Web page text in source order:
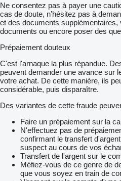
Ne consentez pas à payer une
cas de doute, n’hésitez pas à
et des documents supplémentaires,
documents ou encore poser des
Prépaiement douteux
C'est l'arnaque la plus répandue.
peuvent demander une avance sur
votre achat. De cette manière, ils
considérable, puis disparaître.
Des variantes de cette fraude
Faire un prépaiement sur la
N'effectuez pas de
confirmant le transfert
suspect au cours de vos
Transfert de l'argent sur le
Méfiez-vous de ce genre de
que vous soyez en train de